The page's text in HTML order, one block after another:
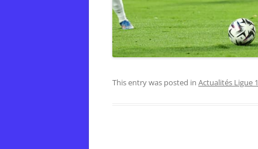
This entry was posted in Actualités Ligue 1